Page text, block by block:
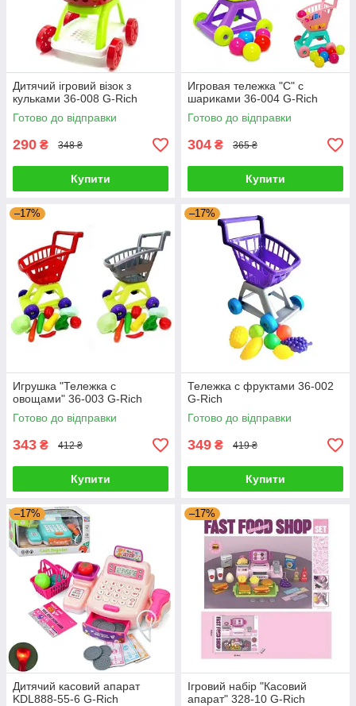
Дитячий ігровий візок з
кульками 36-008 G-Rich
Готово до відправки
290 ₴ 348 ₴
Купити
Игровая тележка "С" с
шариками 36-004 G-Rich
Готово до відправки
304 ₴ 365 ₴
Купити
–17%
Игрушка "Тележка с
овощами" 36-003 G-Rich
Готово до відправки
343 ₴ 412 ₴
Купити
–17%
Тележка с фруктами 36-002
G-Rich
Готово до відправки
349 ₴ 419 ₴
Купити
–17%
Дитячий касовий апарат
KDL888-55-6 G-Rich
–17%
Ігровий набір "Касовий
апарат" 328-10 G-Rich